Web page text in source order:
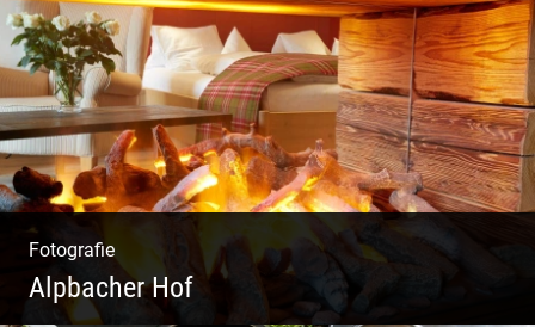
Fotografie
Alpbacher Hof